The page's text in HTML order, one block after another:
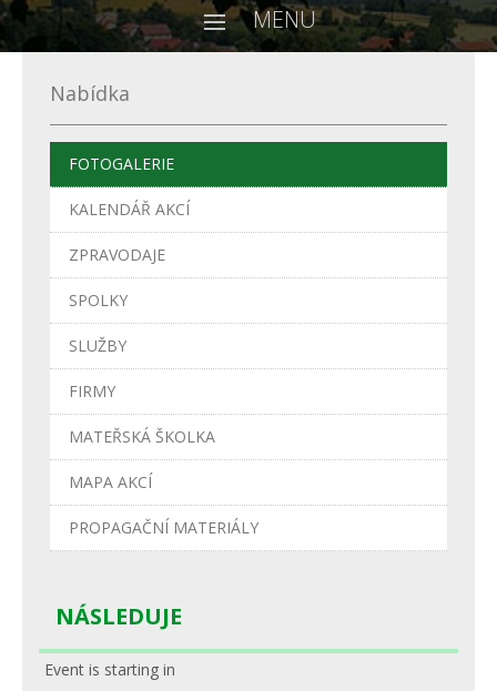
MENU
Nabídka
FOTOGALERIE
KALENDÁŘ AKCÍ
ZPRAVODAJE
SPOLKY
SLUŽBY
FIRMY
MATEŘSKÁ ŠKOLKA
MAPA AKCÍ
PROPAGAČNÍ MATERIÁLY
NÁSLEDUJE
Event is starting in